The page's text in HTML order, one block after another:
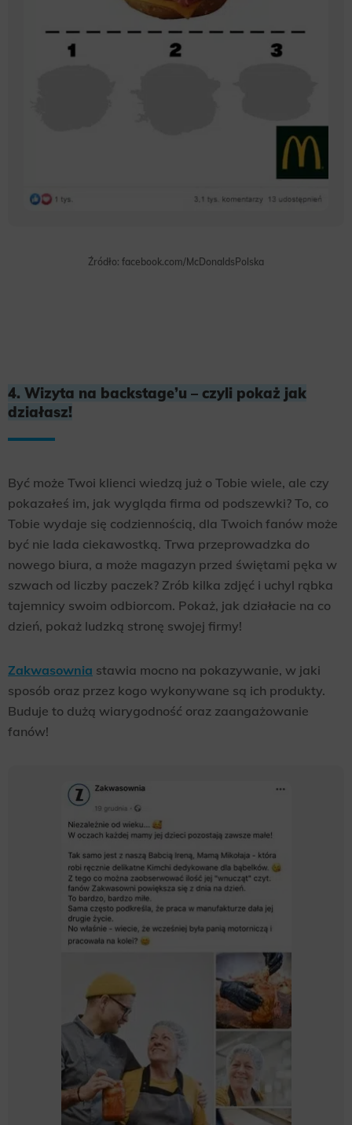
Źródło: facebook.com/McDonaldsPolska
4. Wizyta na backstage’u – czyli pokaż jak
działasz!
Być może Twoi klienci wiedzą już o Tobie wiele, ale czy
pokazałeś im, jak wygląda firma od podszewki? To, co
Tobie wydaje się codziennością, dla Twoich fanów może
być nie lada ciekawostką. Trwa przeprowadzka do
nowego biura, a może magazyn przed świętami pęka w
szwach od liczby paczek? Zrób kilka zdjęć i uchyl rąbka
tajemnicy swoim odbiorcom. Pokaż, jak działacie na co
dzień, pokaż ludzką stronę swojej firmy!
Zakwasownia stawia mocno na pokazywanie, w jaki
sposób oraz przez kogo wykonywane są ich produkty.
Buduje to dużą wiarygodność oraz zaangażowanie
fanów!